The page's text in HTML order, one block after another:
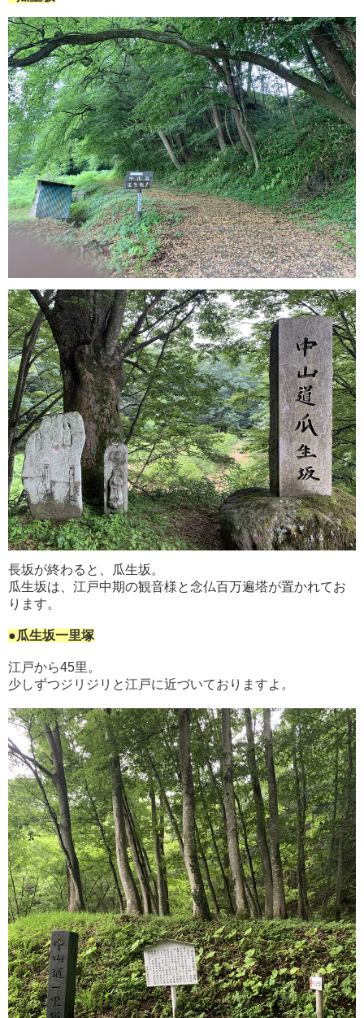
長坂が終わると、瓜生坂。
瓜生坂は、江戸中期の観音様と念仏百万遍塔が置かれてお
ります。
●瓜生坂一里塚
江戸から45里。
少しずつジリジリと江戸に近づいておりますよ 。